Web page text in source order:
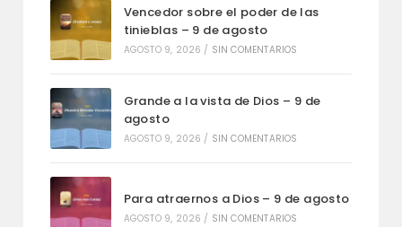
Vencedor sobre el poder de las
tinieblas – 9 de agosto
AGOSTO 9, 2026 / SIN COMENTARIOS
Grande a la vista de Dios – 9 de
agosto
AGOSTO 9, 2026 / SIN COMENTARIOS
Para atraernos a Dios – 9 de agosto
AGOSTO 9, 2026 / SIN COMENTARIOS